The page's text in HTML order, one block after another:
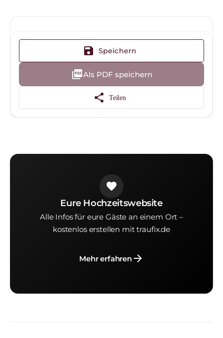
save Speichern
picture_as_pdfAls PDF speichern
share Teilen
favorite
Eure Hochzeitswebsite
Alle Infos für eure Gäste an einem Ort –
kostenlos erstellen mit traufix.de
Mehr erfahrenarrow_forward